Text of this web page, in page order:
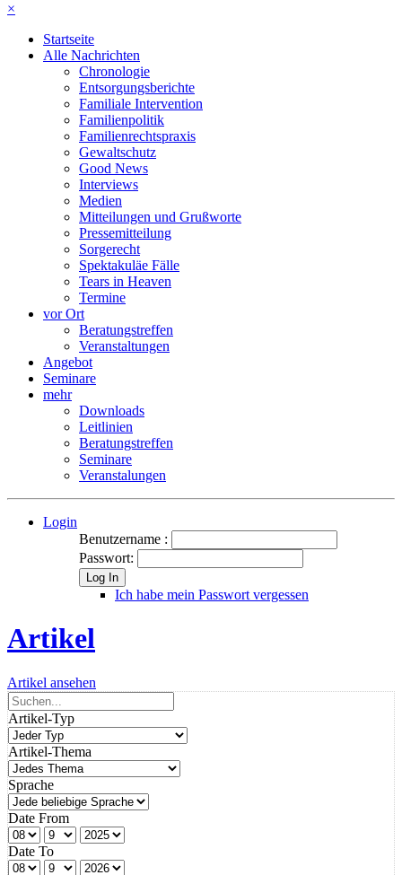
×
Startseite
Alle Nachrichten
Chronologie
Entsorgungsberichte
Familiale Intervention
Familienpolitik
Familienrechtspraxis
Gewaltschutz
Good News
Interviews
Medien
Mitteilungen und Grußworte
Pressemitteilung
Sorgerecht
Spektakuläe Fälle
Tears in Heaven
Termine
vor Ort
Beratungstreffen
Veranstaltungen
Angebot
Seminare
mehr
Downloads
Leitlinien
Beratungstreffen
Seminare
Veranstalungen
Login
Benutzername :
Passwort:
Log In
Ich habe mein Passwort vergessen
Artikel
Artikel ansehen
Artikel-Typ
Artikel-Thema
Sprache
Date From
Date To